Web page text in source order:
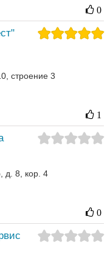
0
строение 3
1
д. 8, кор. 4
0